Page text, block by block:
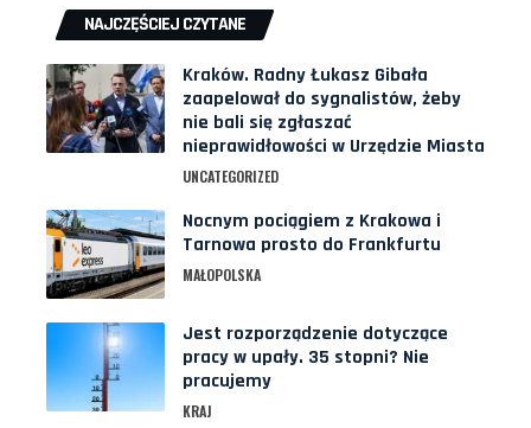
NAJCZĘŚCIEJ CZYTANE
Kraków. Radny Łukasz Gibała
zaapelował do sygnalistów, żeby
nie bali się zgłaszać
nieprawidłowości w Urzędzie Miasta
UNCATEGORIZED
Nocnym pociągiem z Krakowa i
Tarnowa prosto do Frankfurtu
MAŁOPOLSKA
Jest rozporządzenie dotyczące
pracy w upały. 35 stopni? Nie
pracujemy
KRAJ